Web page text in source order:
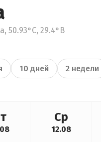
50.93°С, 29.4°В
10 дней 2 недели
Ср
12.08